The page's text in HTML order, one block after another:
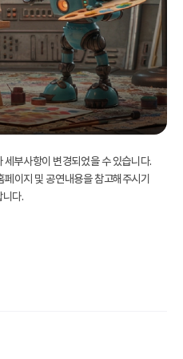
부사항이 변경되었을 수 있습니다.
이지 및 공연내용을 참고해주시기
니다.